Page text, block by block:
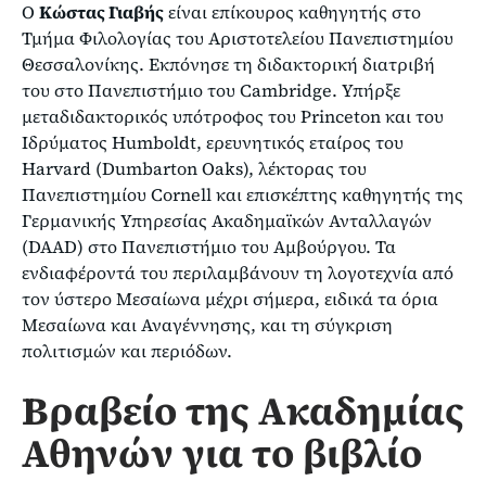
Ο Κώστας Γιαβήςείναι επίκουρος καθηγητής στο
Τμήμα Φιλολογίας του Αριστοτελείου Πανεπιστημίου
Θεσσαλονίκης. Εκπόνησε τη διδακτορική διατριβή
του στο Πανεπιστήμιο του Cambridge. Υπήρξε
μεταδιδακτορικός υπότροφος του Princeton και του
Ιδρύματος Humboldt, ερευνητικός εταίρος του
Harvard (Dumbarton Oaks), λέκτορας του
Πανεπιστημίου Cornell και επισκέπτης καθηγητής της
Γερμανικής Υπηρεσίας Ακαδημαϊκών Ανταλλαγών
(DAAD) στο Πανεπιστήμιο του Αμβούργου. Τα
ενδιαφέροντά του περιλαμβάνουν τη λογοτεχνία από
τον ύστερο Μεσαίωνα μέχρι σήμερα, ειδικά τα όρια
Μεσαίωνα και Αναγέννησης, και τη σύγκριση
πολιτισμών και περιόδων.
Βραβείο της Ακαδημίας
Αθηνών για το βιβλίο